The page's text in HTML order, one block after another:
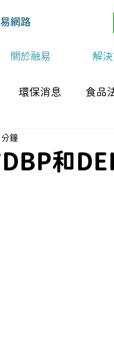
關於融易 解
環保消息 食品
和
鐘